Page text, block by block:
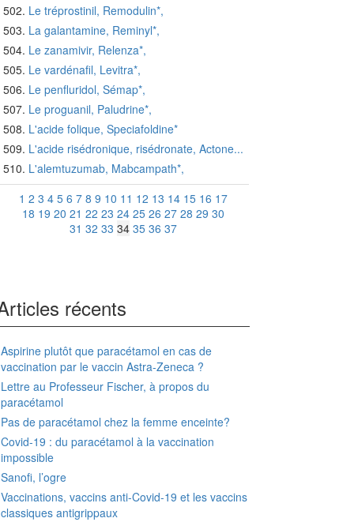
Le tréprostinil, Remodulin*,
La galantamine, Reminyl*,
Le zanamivir, Relenza*,
Le vardénafil, Levitra*,
Le penfluridol, Sémap*,
Le proguanil, Paludrine*,
L'acide folique, Speciafoldine*
L'acide risédronique, risédronate, Actone...
L'alemtuzumab, Mabcampath*,
1 2 3 4 5 6 7 8 9 10 11 12 13 14 15 16 17
18 19 20 21 22 23 24 25 26 27 28 29 30
31 32 33 34 35 36 37
récents
Aspirine plutôt que paracétamol en cas de
vaccination par le vaccin Astra-Zeneca ?
Lettre au Professeur Fischer, à propos du
paracétamol
Pas de paracétamol chez la femme enceinte?
Covid-19 : du paracétamol à la vaccination
impossible
Sanofi, l’ogre
Vaccinations, vaccins anti-Covid-19 et les vaccins
classiques antigrippaux